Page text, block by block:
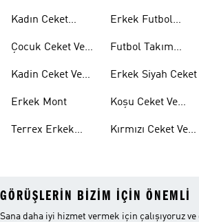
Kadın Ceket
Çocuk Ceket Ve
Kadin Ceket Ve
Erkek Mont
Terrex Erkek
Erkek Futbol
Futbol Takım
Erkek Siyah Ceket
Koşu Ceket Ve
Kırmızı Ceket Ve
GÖRÜŞLERIN BIZIM IÇIN ÖNEMLI
Sana daha iyi hizmet vermek için çalışıyoruz